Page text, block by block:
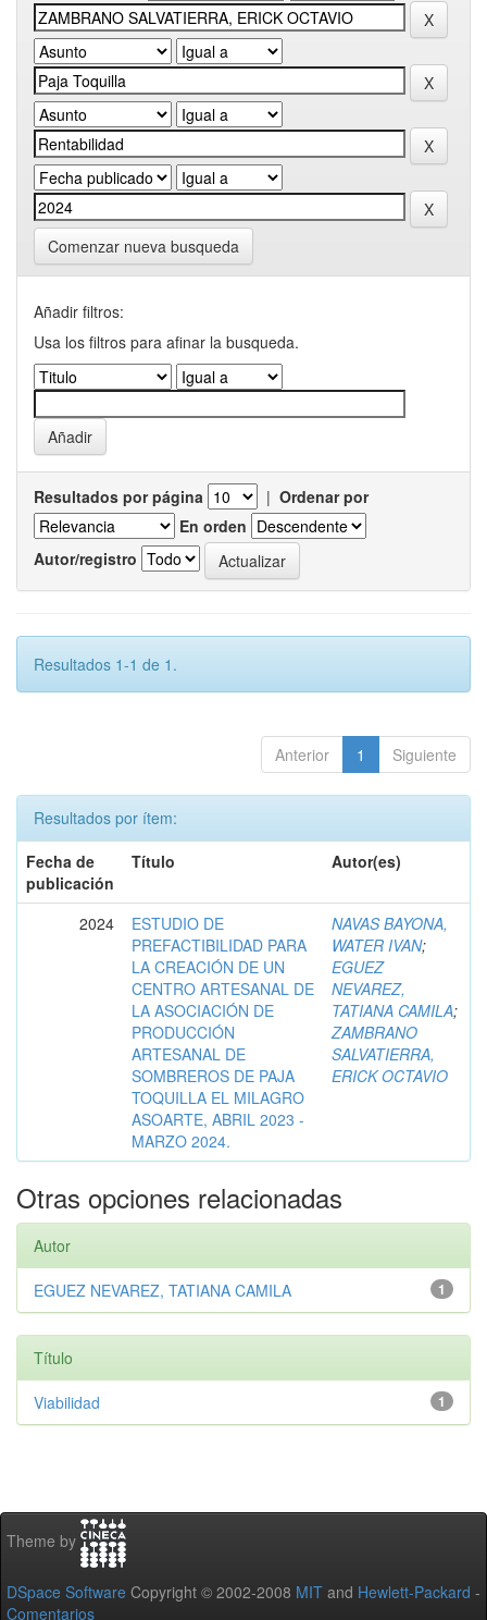
Comenzar nueva busqueda
Añadir filtros:
Usa los filtros para afinar la busqueda.
Resultados por página | Ordenar por
En orden
Autor/registro
Resultados 1-1 de 1.
Anterior 1 Siguiente
Resultados por ítem:
Fecha de
publicación
Título Autor(es)
2024
ESTUDIO DE
PREFACTIBILIDAD PARA
LA CREACIÓN DE UN
CENTRO ARTESANAL DE
LA ASOCIACIÓN DE
PRODUCCIÓN
ARTESANAL DE
SOMBREROS DE PAJA
TOQUILLA EL MILAGRO
ASOARTE, ABRIL 2023 -
MARZO 2024.
NAVAS BAYONA,
WATER IVAN;
EGUEZ
NEVAREZ,
TATIANA CAMILA;
ZAMBRANO
SALVATIERRA,
ERICK OCTAVIO
Otras opciones relacionadas
Autor
1
EGUEZ NEVAREZ, TATIANA CAMILA
Título
1
Viabilidad
Theme by
DSpace Software Copyright © 2002-2008 MIT and Hewlett-Packard -
Comentarios